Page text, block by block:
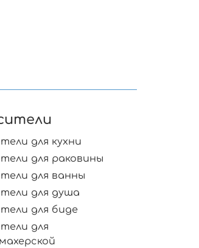
для кухни
для раковины
для ванны
для душа
для биде
для